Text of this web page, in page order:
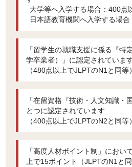
大学等へ入学する場合：400点
日本語教育機関へ入学する場
「留学生の就職支援に係る『特
学卒業者）」に認定されていま
（480点以上でJLPTのN1と同等）
「在留資格『技術・人文知識・
とつに認定されています
（400点以上でJLPTのN2と同等）
「高度人材ポイント制」におい
上で15ポイント（JLPTのN1と